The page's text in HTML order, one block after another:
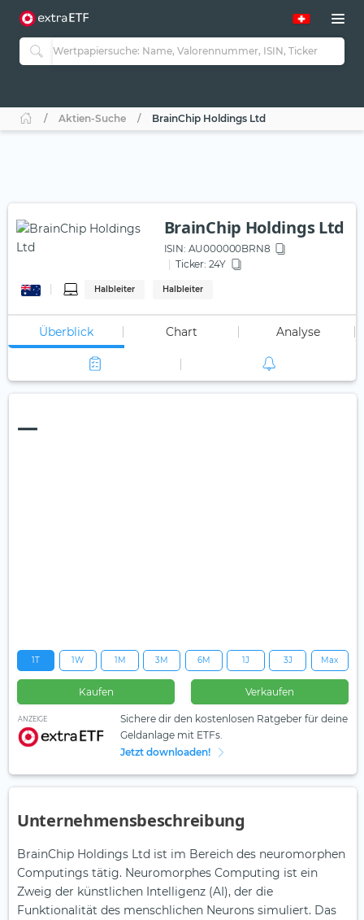
Aktien-Suche BrainChip Holdings Ltd
BrainChip Holdings Ltd
ISIN: AU000000BRN8
Ticker: 24Y
Halbleiter Halbleiter
Überblick Chart Analyse
—
1T 1W 1M 3M 6M 1J 3J Max
Kaufen Verkaufen
ANZEIGE
Sichere dir den kostenlosen Ratgeber für deine
Geldanlage mit ETFs.
Jetzt downloaden!
Unternehmensbeschreibung
BrainChip Holdings Ltd ist im Bereich des neuromorphen
Computings tätig. Neuromorphes Computing ist ein
Zweig der künstlichen Intelligenz (AI), der die
Funktionalität des menschlichen Neurons simuliert. Das